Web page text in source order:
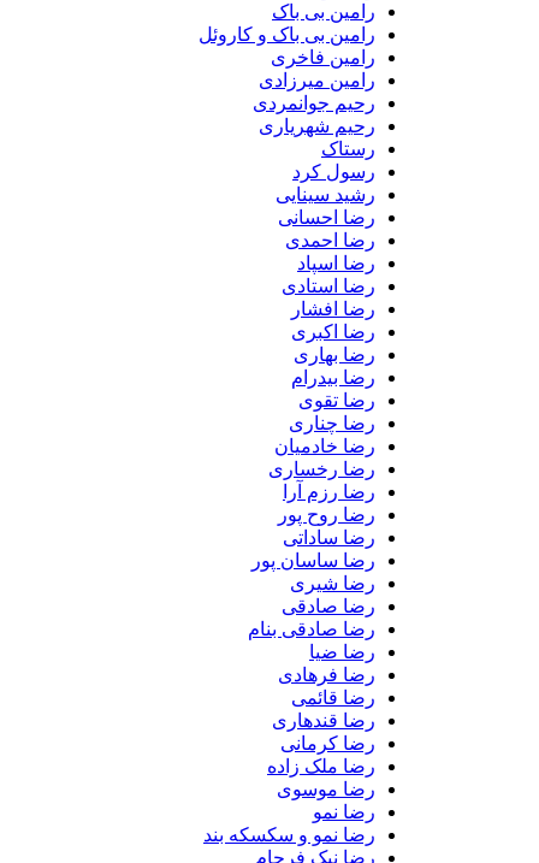
رامین بی باک
رامین بی باک و کاروئل
رامین فاخری
رامین میرزادی
رحیم جوانمردی
رحیم شهریاری
رستاک
رسول کرد
رشید سینایی
رضا احسانی
رضا احمدی
رضا اسپاد
رضا استادی
رضا افشار
رضا اکبری
رضا بهاری
رضا بیدرام
رضا تقوی
رضا چناری
رضا خادمیان
رضا رخساری
رضا رزم آرا
رضا روح پور
رضا ساداتی
رضا ساسان پور
رضا شیری
رضا صادقی
رضا صادقی بنام
رضا ضیا
رضا فرهادی
رضا قائمی
رضا قندهاری
رضا کرمانی
رضا ملک زاده
رضا موسوی
رضا نمو
رضا نمو و سکسکه بند
رضا نیک فرجام